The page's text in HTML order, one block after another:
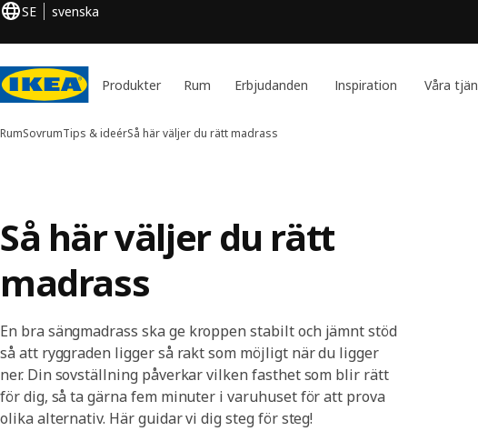
SE svenska
Produkter Rum Erbjudanden Inspiration Våra
RumSovrumTips & ideérSå här väljer du rätt madrass
Så här väljer du rätt
madrass
En bra sängmadrass ska ge kroppen stabilt och jämnt stöd
så att ryggraden ligger så rakt som möjligt när du ligger
ner. Din sovställning påverkar vilken fasthet som blir rätt
för dig, så ta gärna fem minuter i varuhuset för att prova
olika alternativ. Här guidar vi dig steg för steg!